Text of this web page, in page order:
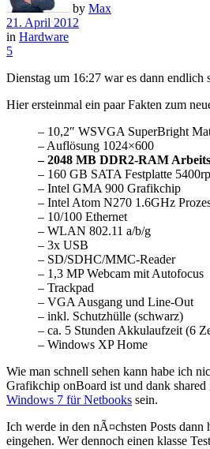
by Max
21. April 2012
in Hardware
5
Dienstag um 16:27 war es dann
Hier ersteinmal ein paar Fakten zum
– 10,2″ WSVGA SuperBright
– Auflösung 1024×600
– 2048 MB DDR2-RAM
– 160 GB SATA Festplatte
– Intel GMA 900 Grafikchip
– Intel Atom N270 1.6GHz
– 10/100 Ethernet
– WLAN 802.11 a/b/g
– 3x USB
– SD/SDHC/MMC-Reader
– 1,3 MP Webcam mit Autofocus
– Trackpad
– VGA Ausgang und Line-Out
– inkl. Schutzhülle (schwarz)
– ca. 5 Stunden Akkulaufzeit (6
– Windows XP Home
Wie man schnell sehen kann habe ich
Grafikchip onBoard ist und dank
Windows 7 für Netbooks sein.
Ich werde in den nÃ¤chsten Posts
eingehen. Wer dennoch einen klasse